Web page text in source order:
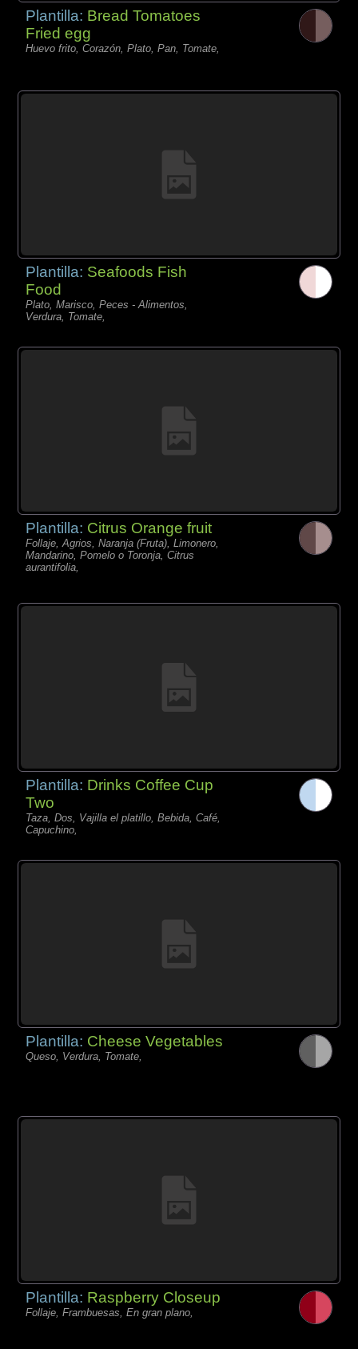
Plantilla: Bread Tomatoes
Fried egg
Huevo frito, Corazón, Plato, Pan, Tomate,
Plantilla: Seafoods Fish
Food
Plato, Marisco, Peces - Alimentos,
Verdura, Tomate,
Plantilla: Citrus Orange fruit
Follaje, Agrios, Naranja (Fruta), Limonero,
Mandarino, Pomelo o Toronja, Citrus
aurantifolia,
Plantilla: Drinks Coffee Cup
Two
Taza, Dos, Vajilla el platillo, Bebida, Café,
Capuchino,
Plantilla: Cheese Vegetables
Queso, Verdura, Tomate,
Plantilla: Raspberry Closeup
Follaje, Frambuesas, En gran plano,